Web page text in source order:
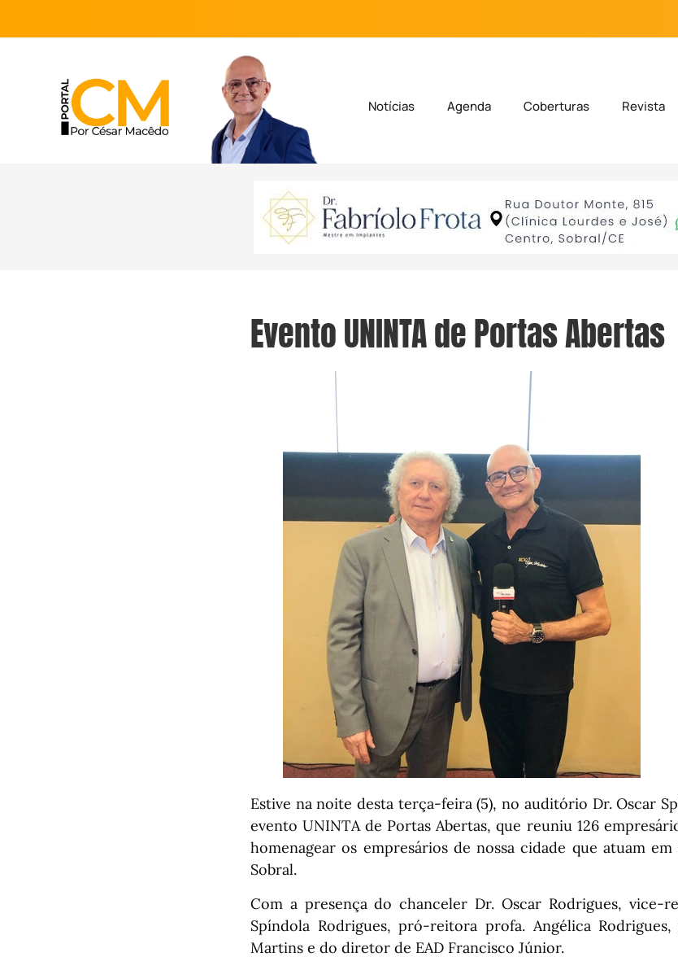
Notícias Agenda Coberturas Revista
Evento UNINTA de Portas Abertas
Estive na noite desta terça-feira (5), no auditório Dr. Oscar
evento UNINTA de Portas Abertas, que reuniu 126
homenagear os empresários de nossa cidade que atuam
Sobral.
Com a presença do chanceler Dr. Oscar Rodrigues, vice-
Spíndola Rodrigues, pró-reitora profa. Angélica
Martins e do diretor de EAD Francisco Júnior.